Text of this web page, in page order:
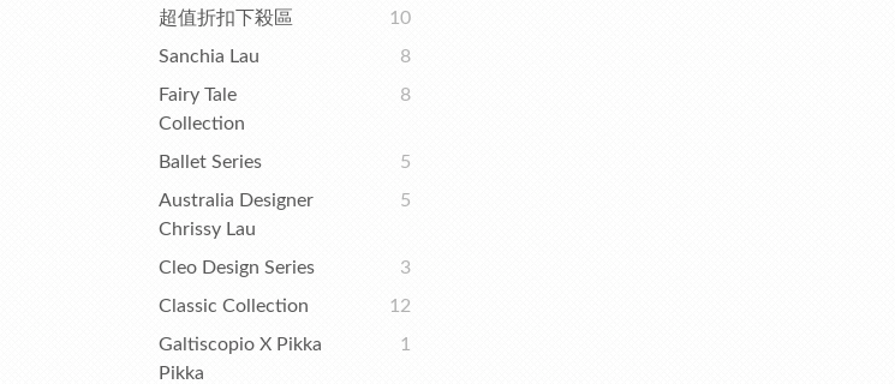
超值折扣下殺區
10
Sanchia Lau
8
Fairy Tale
Collection
8
Ballet Series
5
Australia Designer
Chrissy Lau
5
Cleo Design Series
3
Classic Collection
12
Galtiscopio X Pikka
Pikka
1